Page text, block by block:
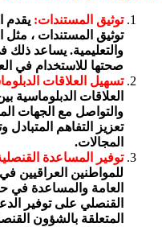
توثيق المستندات: يقدم
توثيق المستندات ، مثل
والتعليمية. يساعد
صحتها للاستخدام في
تسهيل العلاقات
العلاقات الدبلوماسية
والتواصل مع الجهات
تعزيز التفاهم
المجالات.
توفير المساعدة
للمواطنين العراقيين
العامة والمساعدة في
القنصلي على توفير
المتعلقة بالشؤون